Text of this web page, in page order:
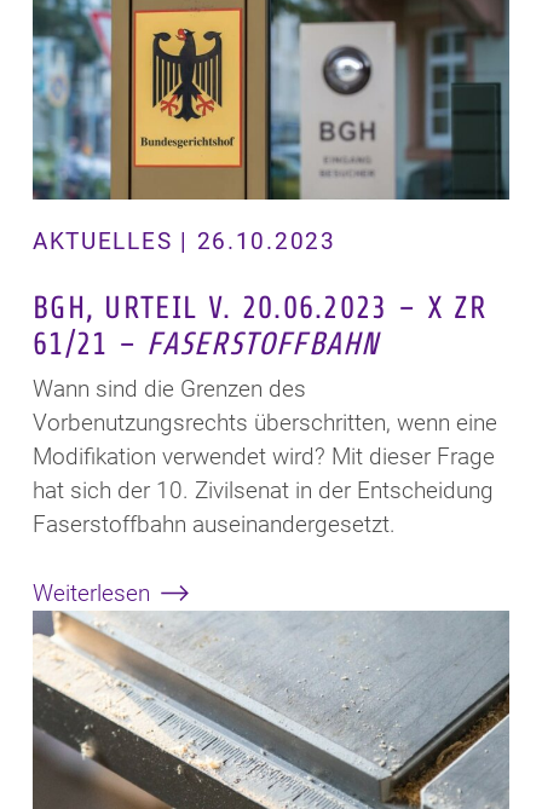
AKTUELLES | 26.10.2023
BGH, URTEIL V. 20.06.2023 – X ZR
61/21 – FASERSTOFFBAHN
Wann sind die Grenzen des
Vorbenutzungsrechts überschritten, wenn eine
Modifikation verwendet wird? Mit dieser Frage
hat sich der 10. Zivilsenat in der Entscheidung
Faserstoffbahn auseinandergesetzt.
Weiterlesen